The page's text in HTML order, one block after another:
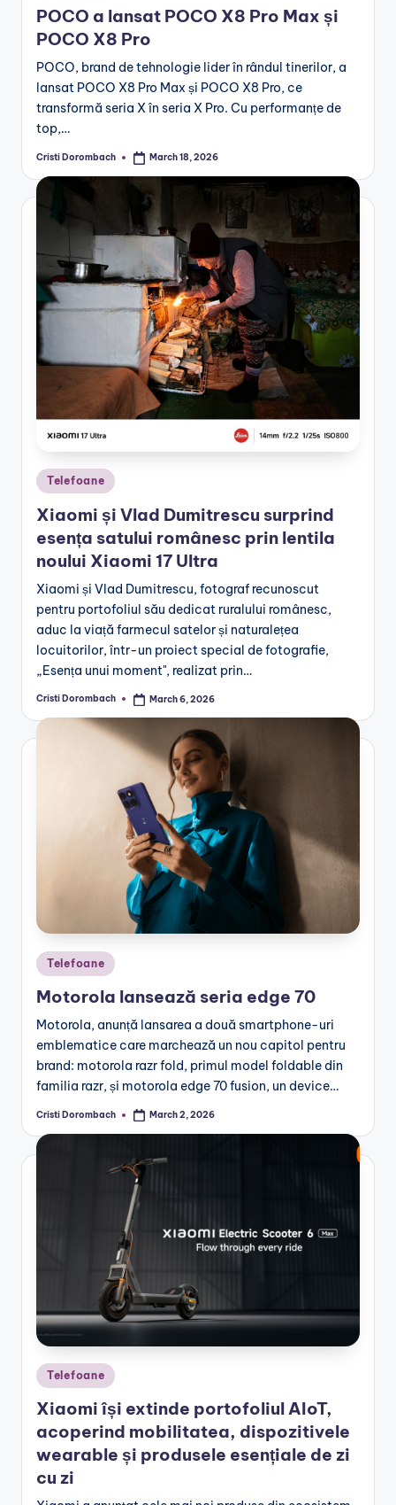
POCO a lansat POCO X8 Pro Max și
POCO X8 Pro
POCO, brand de tehnologie lider în rândul tinerilor, a
lansat POCO X8 Pro Max și POCO X8 Pro, ce
transformă seria X în seria X Pro. Cu performanțe de
top,…
Posted
Cristi Dorombach March 18, 2026
Posted
in
Telefoane
Xiaomi și Vlad Dumitrescu surprind
esența satului românesc prin lentila
noului Xiaomi 17 Ultra
Xiaomi și Vlad Dumitrescu, fotograf recunoscut
pentru portofoliul său dedicat ruralului românesc,
aduc la viață farmecul satelor și naturalețea
locuitorilor, într-un proiect special de fotografie,
„Esența unui moment", realizat prin…
Posted
Cristi Dorombach March 6, 2026
Posted
in
Telefoane
Motorola lansează seria edge 70
Motorola, anunță lansarea a două smartphone-uri
emblematice care marchează un nou capitol pentru
brand: motorola razr fold, primul model foldable din
familia razr, și motorola edge 70 fusion, un device…
Posted
Cristi Dorombach March 2, 2026
Posted
in
Telefoane
Xiaomi își extinde portofoliul AIoT,
acoperind mobilitatea, dispozitivele
wearable și produsele esențiale de zi
cu zi